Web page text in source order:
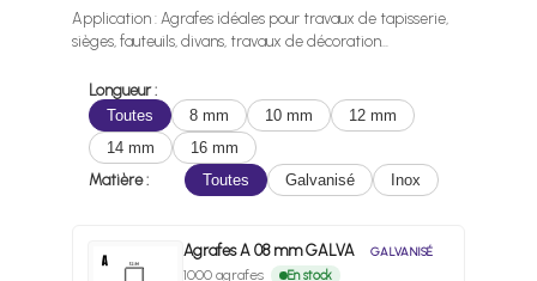
Application : Agrafes idéales pour travaux de tapisserie,
sièges, fauteuils, divans, travaux de décoration...
Longueur :
Toutes
8 mm 10 mm
12 mm
14 mm
16 mm
Matière :
Toutes Galvanisé Inox
Agrafes A 08 mm GALVA GALVANISÉ
1000 agrafes En stock